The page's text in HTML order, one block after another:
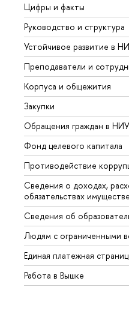
Цифры и факты
Руководство и структура
Устойчивое развитие в
Преподаватели и
Корпуса и общежития
Закупки
Обращения граждан в
Фонд целевого капитала
Противодействие
Сведения о доходах,
обязательствах
Сведения об
Людям с ограниченными
Единая платежная
Работа в Вышке